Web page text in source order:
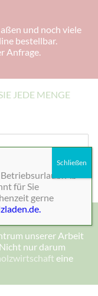
und noch viele
bestellbar.
Anfrage.
JEDE MENGE
unserer Arbeit
nur darum
eine
Ab
für Sie
gerne
Schließen